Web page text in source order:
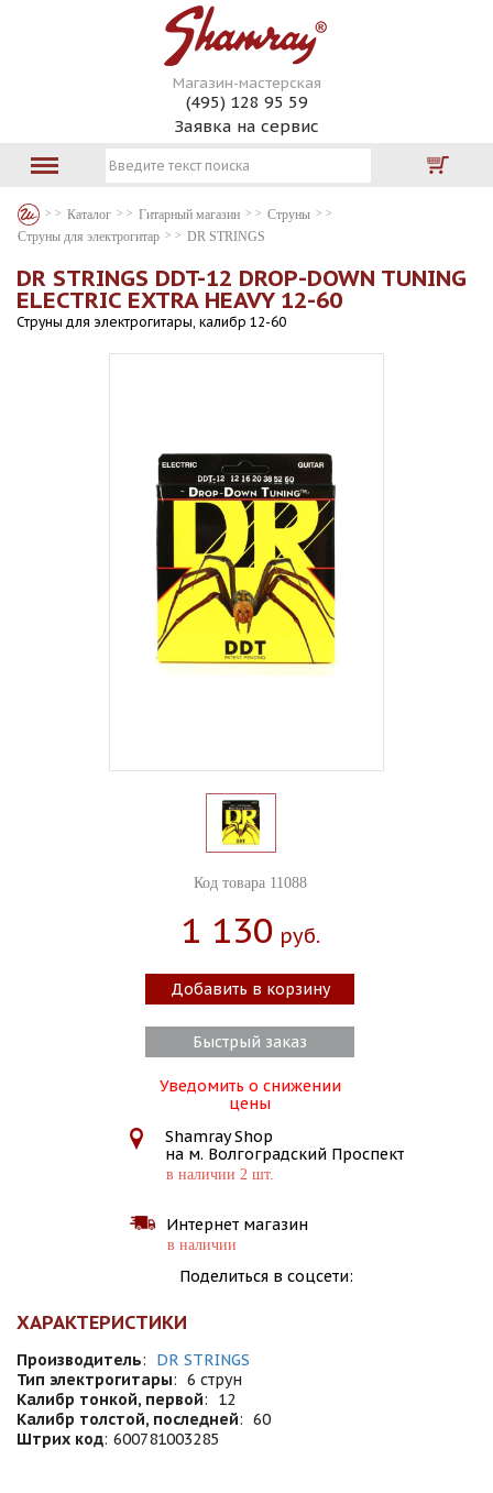
Магазин-мастерская
(495) 128 95 59
Заявка на сервис
Каталог Гитарный магазин
Струны
Струны для электрогитар
DR STRINGS
DR STRINGS DDT-12 DROP-DOWN TUNING
ELECTRIC EXTRA HEAVY 12-60
Струны для электрогитары, калибр 12-60
Код товара 11088
1 130 Руб.
Добавить в корзину
Быстрый заказ
Уведомить о снижении
цены
Shamray Shop
на м. Волгоградский Проспект
в наличии 2 шт.
Интернет магазин
в наличии
Поделиться в соцсети:
ХАРАКТЕРИСТИКИ
Производитель:
DR STRINGS
Тип электрогитары: 6 струн
Калибр тонкой, первой:
12
Калибр толстой, последней: 60
Штрих код: 600781003285